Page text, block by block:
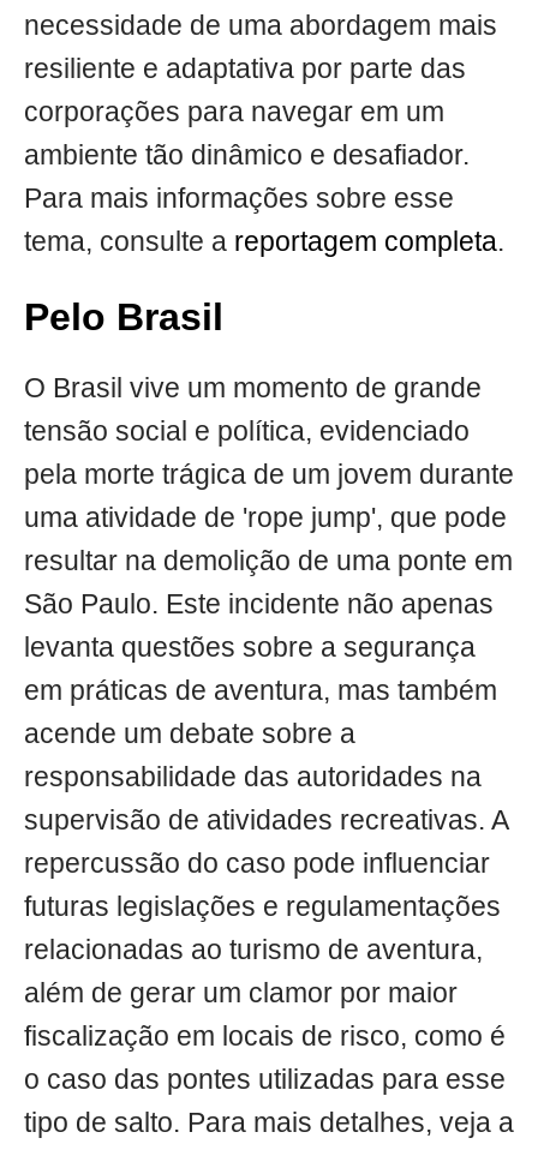
necessidade de uma abordagem mais
resiliente e adaptativa por parte das
corporações para navegar em um
ambiente tão dinâmico e desafiador.
Para mais informações sobre esse
tema, consulte a reportagem completa.
Pelo Brasil
O Brasil vive um momento de grande
tensão social e política, evidenciado
pela morte trágica de um jovem durante
uma atividade de 'rope jump', que pode
resultar na demolição de uma ponte em
São Paulo. Este incidente não apenas
levanta questões sobre a segurança
em práticas de aventura, mas também
acende um debate sobre a
responsabilidade das autoridades na
supervisão de atividades recreativas. A
repercussão do caso pode influenciar
futuras legislações e regulamentações
relacionadas ao turismo de aventura,
além de gerar um clamor por maior
fiscalização em locais de risco, como é
o caso das pontes utilizadas para esse
tipo de salto. Para mais detalhes, veja a